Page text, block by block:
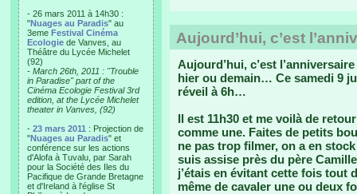
- 26 mars 2011 à 14h30 :
"Nuages au Paradis" au
3eme Festival Cinéma
Ecologie de Vanves, au
Théâtre du Lycée Michelet
(92)
- March 26th, 2011 : "Trouble
in Paradise" part of the
Cinéma Ecologie Festival 3rd
edition, at the Lycée Michelet
theater in Vanves, (92)
- 23 mars 2011 : Projection de
"Nuages au Paradis" et
conférence sur les actions
d'Alofa à Tuvalu, par Sarah
pour la Société des Iles du
Pacifique de Grande Bretagne
et d'Ireland à l'église St
Aujourd’hui, c’est
Aujourd’hui, c’est
hier ou demain… Ce samedi 9
réveil à 6h…
Il est 11h30 et me voilà de
comme une. Faites de petits
ne pas trop filmer, on a en
suis assise près du père
j’étais en évitant cette fois tout
même de cavaler une ou deux